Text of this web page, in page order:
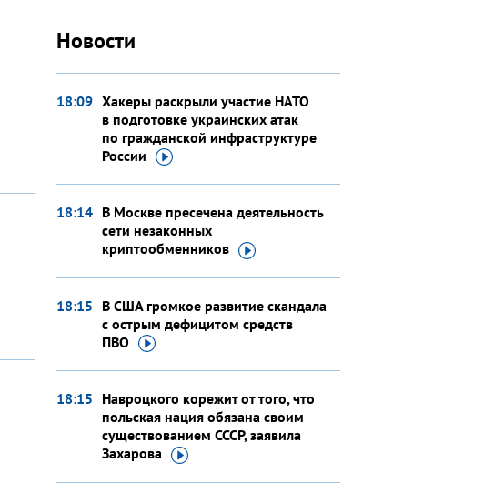
Новости
18:09 Хакеры раскрыли участие НАТО
в подготовке украинских атак
по гражданской инфраструктуре
России
18:14 В Москве пресечена деятельность
сети незаконных
криптообменников
18:15 В США громкое развитие скандала
с острым дефицитом средств
ПВО
18:15 Навроцкого корежит от того, что
польская нация обязана своим
существованием СССР, заявила
Захарова